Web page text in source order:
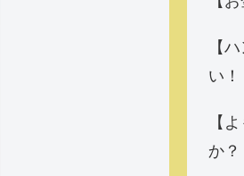
【
い！
【
か？